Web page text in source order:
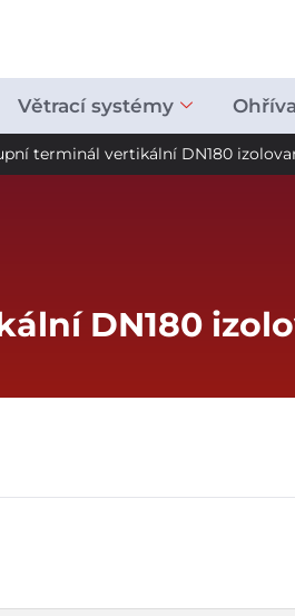
Větrací systémy
terminál vertikální DN180
DN180